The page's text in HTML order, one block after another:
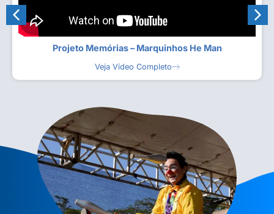
Projeto Memórias – Marquinhos He Man
Veja Vídeo Completo